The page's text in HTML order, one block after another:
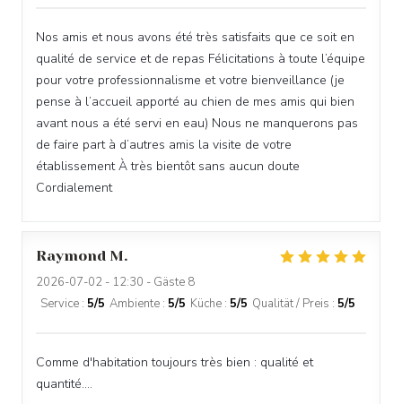
Nos amis et nous avons été très satisfaits que ce soit en
qualité de service et de repas Félicitations à toute l’équipe
pour votre professionnalisme et votre bienveillance (je
pense à l’accueil apporté au chien de mes amis qui bien
avant nous a été servi en eau) Nous ne manquerons pas
de faire part à d’autres amis la visite de votre
établissement À très bientôt sans aucun doute
Cordialement
Raymond M
2026-07-02 - 12:30 - Gäste 8
Service : 5/5 Ambiente : 5/5 Küche : 5/5 Qualität / Preis : 5/5
Comme d'habitation toujours très bien : qualité et
quantité....